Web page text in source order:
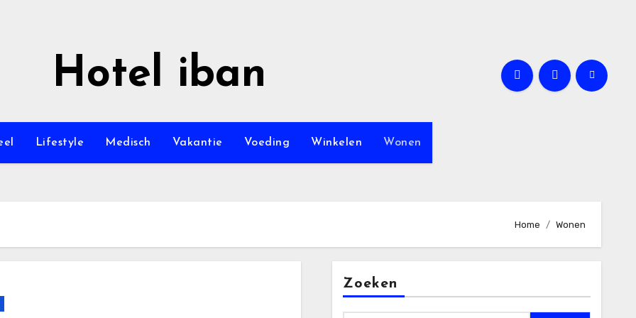
Hotel iban
Lifestyle Medisch Vakantie Voeding Winkelen Wonen
Home Wonen
Zoeken